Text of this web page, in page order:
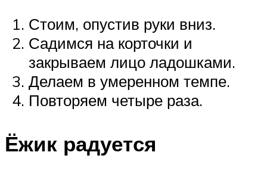
Стоим, опустив руки вниз.
Садимся на корточки и
закрываем лицо ладошками.
Делаем в умеренном темпе.
Повторяем четыре раза.
Ёжик радуется